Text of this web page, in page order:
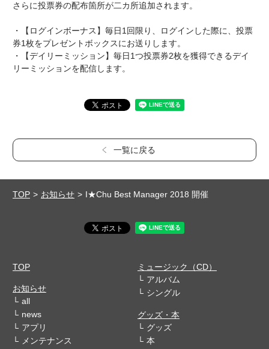
さらに投票券の配布箇所が二カ所追加されます。
・【ログインボーナス】毎日1回限り、ログインした際に、投票
券1枚をプレゼントボックスにお送りします。
・【デイリーミッション】毎日1つ投票券2枚を獲得できるデイ
リーミッションを配信します。
一覧に戻る
TOP お知らせ I★Chu Best Manager 2018 開催
TOP
お知らせ
all
news
アプリ
メンテナンス
ミュージック（CD）
アルバム
シングル
グッズ・本
グッズ
本